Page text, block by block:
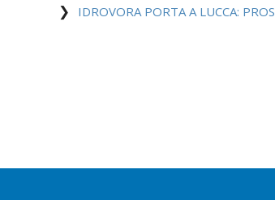
IDROVORA PORTA A LUCCA: